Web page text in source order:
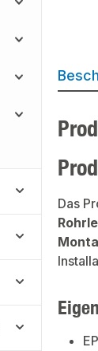
Das